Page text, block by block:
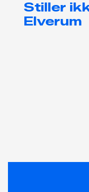
Stiller
Elverum